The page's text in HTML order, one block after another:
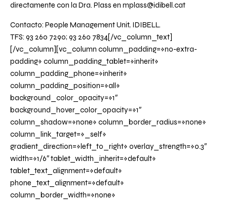
directamente con la Dra. Plass en mplass@idibell.cat
Contacto: People Management Unit, IDIBELL.
TFS: 93 260 7290; 93 260 7834[/vc_column_text]
[/vc_column][vc_column column_padding=»no-extra-
padding» column_padding_tablet=»inherit»
column_padding_phone=»inherit»
column_padding_position=»all»
background_color_opacity=»1″
background_hover_color_opacity=»1″
column_shadow=»none» column_border_radius=»none»
column_link_target=»_self»
gradient_direction=»left_to_right» overlay_strength=»0.3″
width=»1/6″ tablet_width_inherit=»default»
tablet_text_alignment=»default»
phone_text_alignment=»default»
column_border_width=»none»